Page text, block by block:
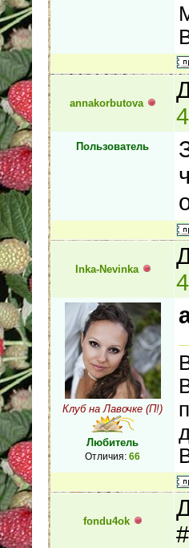
annakorbutova
Пользователь
Inka-Nevinka
Клуб на Лавочке (П!)
Любитель
Отличия: 66
fondu4ok
#